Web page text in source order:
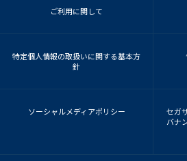
ご利用に関して
特定個人情報の取扱いに関する基本方
針
ソーシャルメディアポリシー
セガ
バナ